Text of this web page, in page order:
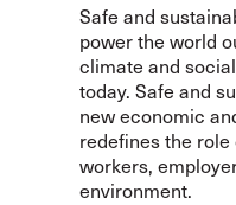
Safe and
power the world
climate and
today. Safe and
new economic
redefines the
workers,
environment.